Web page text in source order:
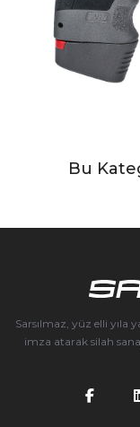
Bu
Sarsılmaz, yüz elli yıla
imza atarak silah